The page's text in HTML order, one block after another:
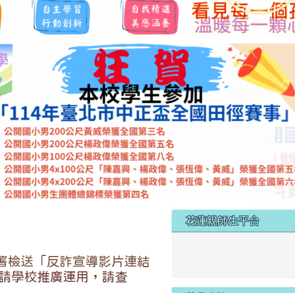
檢送「反詐宣導影片連結
學校推廣運用，請查
左邊區域內容
花蓮親師生平台